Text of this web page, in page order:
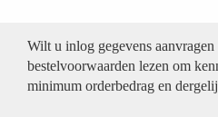
Wilt u inlog gegevens aanvragen
bestelvoorwaarden lezen om
minimum orderbedrag en